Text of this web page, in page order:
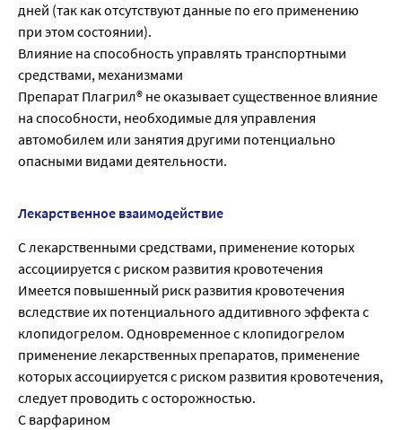
дней (так как отсутствуют данные по его применению
при этом состоянии).
Влияние на способность управлять транспортными
средствами, механизмами
Препарат Плагрил® не оказывает существенное влияние
на способности, необходимые для управления
автомобилем или занятия другими потенциально
опасными видами деятельности.
Лекарственное взаимодействие
С лекарственными средствами, применение которых
ассоциируется с риском развития кровотечения
Имеется повышенный риск развития кровотечения
вследствие их потенциального аддитивного эффекта с
клопидогрелом. Одновременное с клопидогрелом
применение лекарственных препаратов, применение
которых ассоциируется с риском развития кровотечения,
следует проводить с осторожностью.
С варфарином